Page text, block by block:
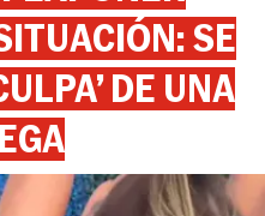
SE
DE UNA